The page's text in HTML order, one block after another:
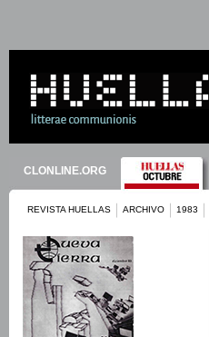
CLONLINE.ORG
REVISTA HUELLAS ARCHIVO 1983